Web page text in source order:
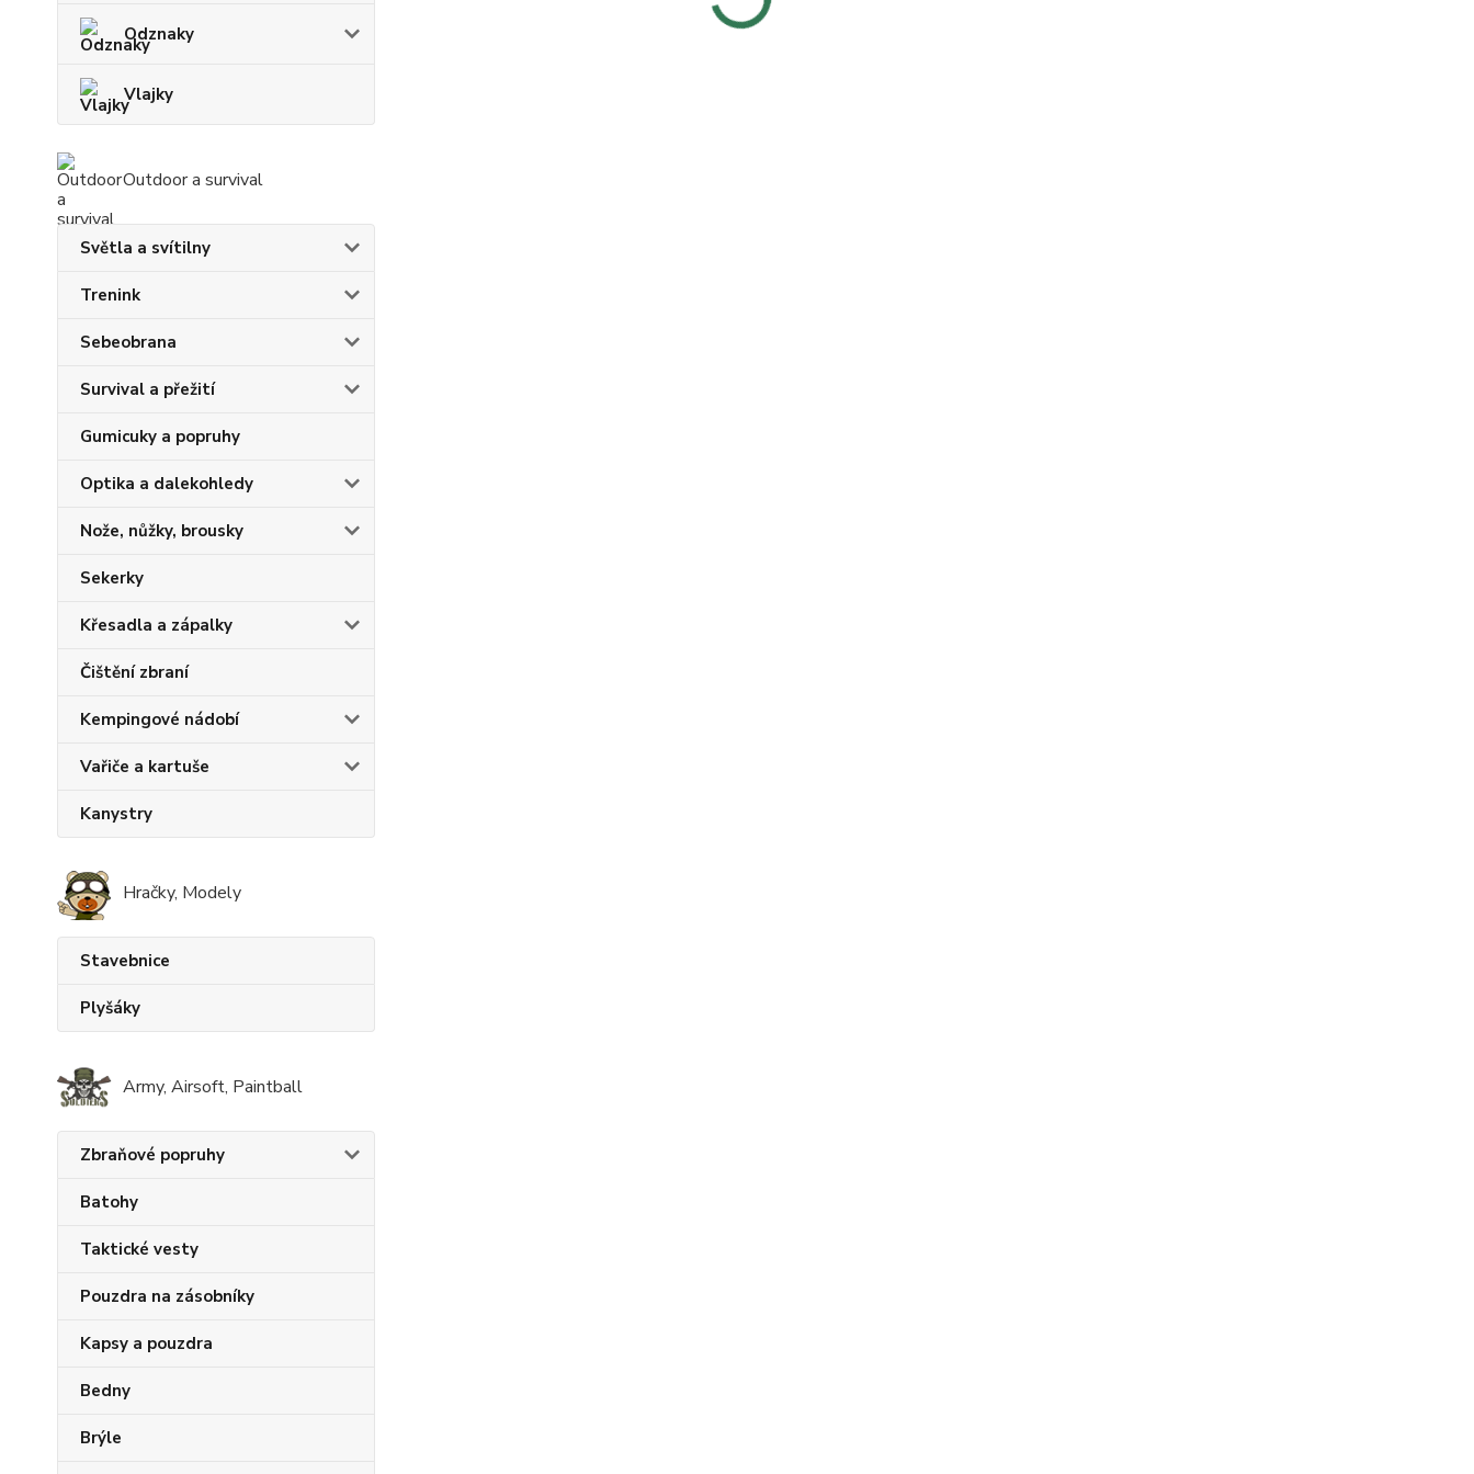
Odznaky
Vlajky
Outdoor a survival
Světla a svítilny
Trenink
Sebeobrana
Survival a přežití
Gumicuky a popruhy
Optika a dalekohledy
Nože, nůžky, brousky
Sekerky
Křesadla a zápalky
Čištění zbraní
Kempingové nádobí
Vařiče a kartuše
Kanystry
Hračky, Modely
Stavebnice
Plyšáky
Army, Airsoft, Paintball
Zbraňové popruhy
Batohy
Taktické vesty
Pouzdra na zásobníky
Kapsy a pouzdra
Bedny
Brýle